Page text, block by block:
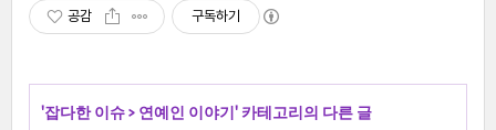
공감 구독하기
'잡다한 이슈> 연예인 이야기 ' 카테고리의 다른 글